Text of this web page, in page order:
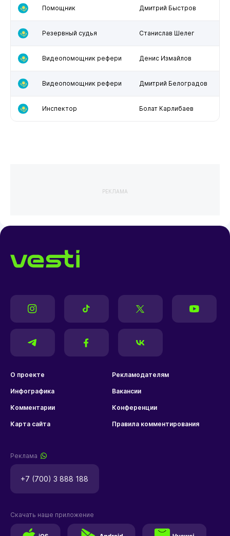
Помощник Дмитрий Быстров
Резервный судья Станислав Шелег
Видеопомощник рефери Денис Измайлов
Видеопомощник рефери Дмитрий Белоградов
Инспектор Болат Карлибаев
РЕКЛАМА
О проекте Рекламодателям
Инфографика Вакансии
Комментарии Конференции
Карта сайта Правила комментирования
Реклама
+7 (700) 3 888 188
Скачать наше приложение